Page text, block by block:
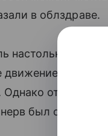
в облздраве.
настолько тесно
был обречен